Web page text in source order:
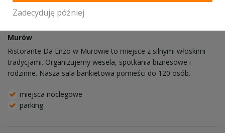
Murów
Ristorante Da Enzo w Murowie to miejsce z silnymi włoskimi
tradycjami. Organizujemy wesela, spotkania biznesowe i
rodzinne. Nasza sala bankietowa pomieści do 120 osób.
miejsca noclegowe
parking
Zadecyduję później